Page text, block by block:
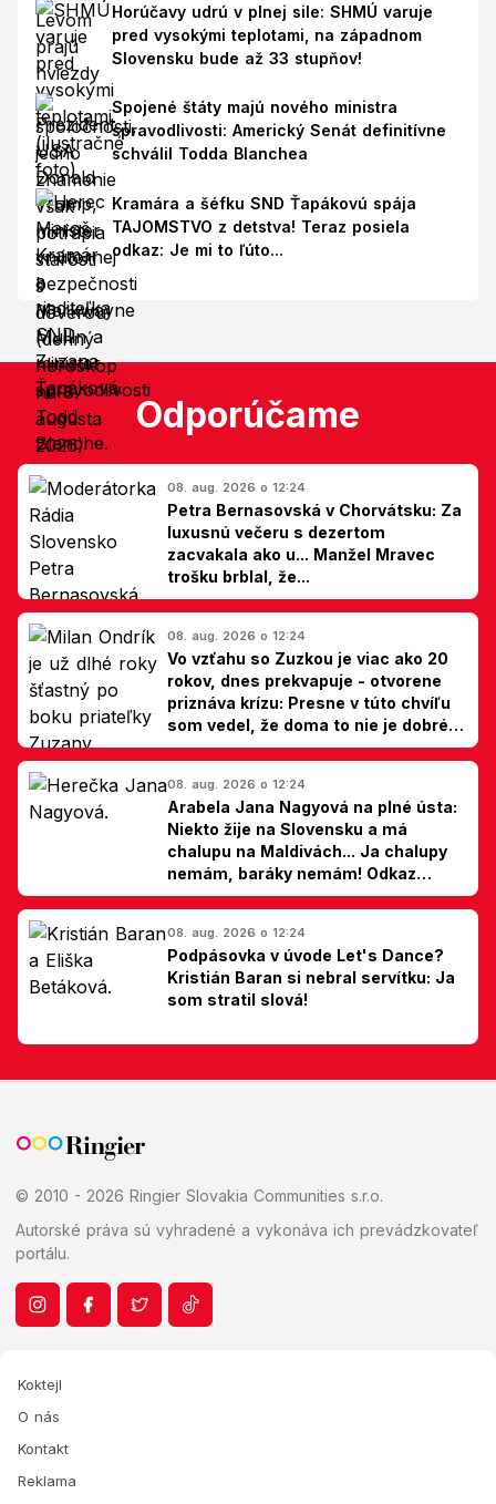
Horúčavy udrú v plnej sile: SHMÚ varuje
pred vysokými teplotami, na západnom
Slovensku bude až 33 stupňov!
Spojené štáty majú nového ministra
spravodlivosti: Americký Senát definitívne
schválil Todda Blanchea
Kramára a šéfku SND Ťapákovú spája
TAJOMSTVO z detstva! Teraz posiela
odkaz: Je mi to ľúto...
Odporúčame
08. aug. 2026 o 12:24
Petra Bernasovská v Chorvátsku: Za
luxusnú večeru s dezertom
zacvakala ako u... Manžel Mravec
trošku brblal, že...
08. aug. 2026 o 12:24
Vo vzťahu so Zuzkou je viac ako 20
rokov, dnes prekvapuje - otvorene
priznáva krízu: Presne v túto chvíľu
som vedel, že doma to nie je dobré,
hovorí Milan Ondrík
08. aug. 2026 o 12:24
Arabela Jana Nagyová na plné ústa:
Niekto žije na Slovensku a má
chalupu na Maldivách... Ja chalupy
nemám, baráky nemám! Odkaz
Slovákom
08. aug. 2026 o 12:24
Podpásovka v úvode Let's Dance?
Kristián Baran si nebral servítku: Ja
som stratil slová!
© 2010 - 2026 Ringier Slovakia Communities s.r.o.
Autorské práva sú vyhradené a vykonáva ich prevádzkovateľ
portálu.
Koktejl
O nás
Kontakt
Reklama